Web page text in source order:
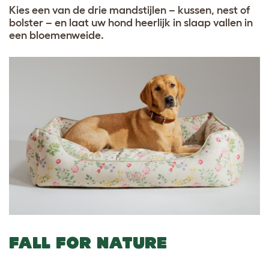
Kies een van de drie mandstijlen – kussen, nest of
bolster – en laat uw hond heerlijk in slaap vallen in
een bloemenweide.
FALL FOR NATURE